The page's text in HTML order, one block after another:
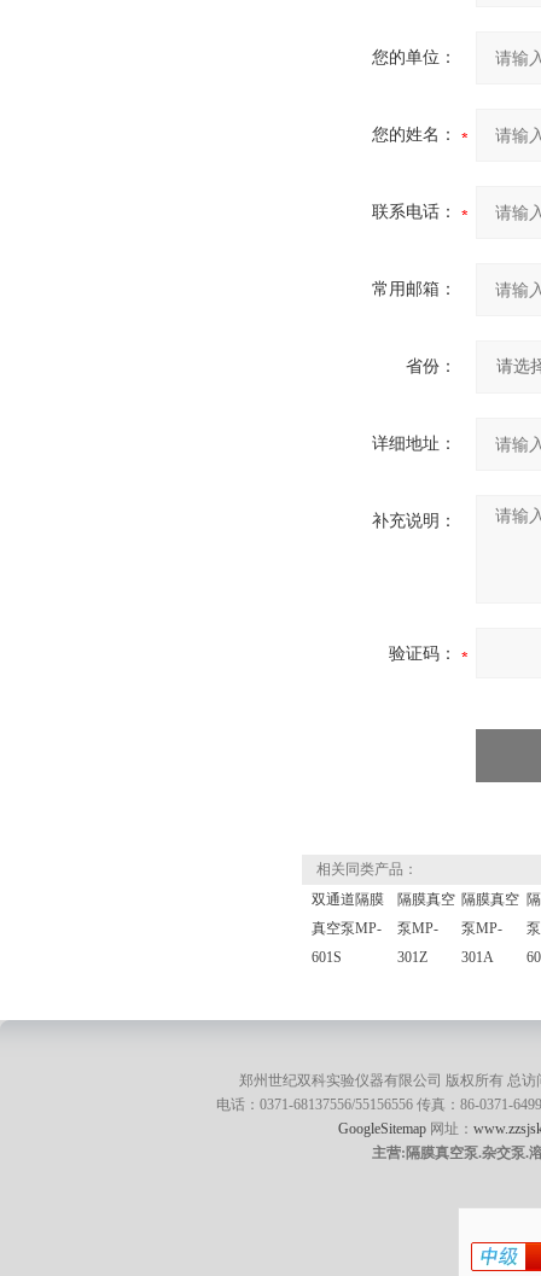
您的单位：
您的姓名：
联系电话：
常用邮箱：
省份：
详细地址：
补充说明：
验证码：
相关同类产品：
双通道隔膜
真空泵MP-
601S
隔膜真空
泵MP-
301Z
隔膜真空
泵MP-
301A
郑州世纪双科实验仪器有限公司 版权所有 总访
电话：0371-68137556/55156556 传真：86-0371-
GoogleSitemap网址：
主营:隔膜真空泵.杂交泵.